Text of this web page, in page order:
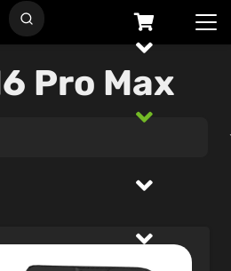
Pro Max